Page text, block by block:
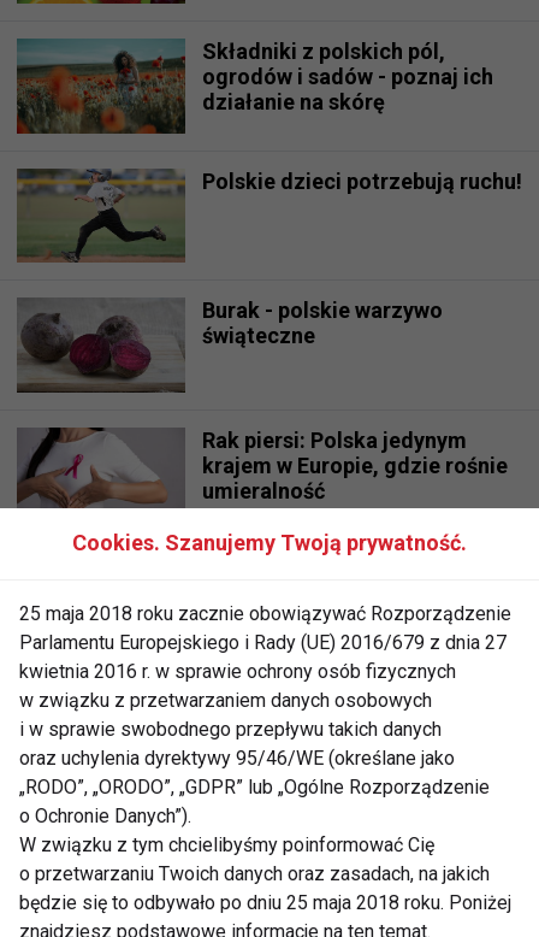
Składniki z polskich pól,
ogrodów i sadów - poznaj ich
działanie na skórę
Polskie dzieci potrzebują ruchu!
Burak - polskie warzywo
świąteczne
Rak piersi: Polska jedynym
krajem w Europie, gdzie rośnie
umieralność
5 edycja Konferencji REPs
Polska
Truskawka - jak rozpoznać
polską?
Cookies. Szanujemy Twoją prywatność.
25 maja 2018 roku zacznie obowiązywać Rozporządzenie
Parlamentu Europejskiego i Rady (UE) 2016/679 z dnia 27
kwietnia 2016 r. w sprawie ochrony osób fizycznych
w związku z przetwarzaniem danych osobowych
i w sprawie swobodnego przepływu takich danych
oraz uchylenia dyrektywy 95/46/WE (określane jako
„RODO”, „ORODO”, „GDPR” lub „Ogólne Rozporządzenie
o Ochronie Danych”).
W związku z tym chcielibyśmy poinformować Cię
o przetwarzaniu Twoich danych oraz zasadach, na jakich
będzie się to odbywało po dniu 25 maja 2018 roku. Poniżej
znajdziesz podstawowe informacje na ten temat.